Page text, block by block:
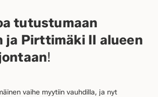
tutustumaan
ja Pirttimäki II alueen
!
vaihe myytiin vauhdilla, ja nyt